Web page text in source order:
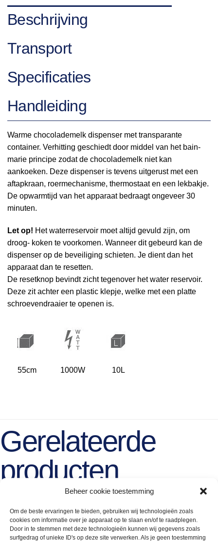
Beheer cookie toestemming
Om de beste ervaringen te bieden, gebruiken wij technologieën zoals
cookies om informatie over je apparaat op te slaan en/of te raadplegen.
Door in te stemmen met deze technologieën kunnen wij gegevens zoals
surfgedrag of unieke ID's op deze site verwerken. Als je geen toestemming
Beschrijving
Transport
Specificaties
Handleiding
Warme chocolademelk dispenser met transparante
container. Verhitting geschiedt door middel van het bain-
marie principe zodat de chocolademelk niet kan
aankoeken. Deze dispenser is tevens uitgerust met een
aftapkraan, roermechanisme, thermostaat en een lekbakje.
De opwarmtijd van het apparaat bedraagt ongeveer 30
minuten.
Let op! Het waterreservoir moet altijd gevuld zijn, om
droog- koken te voorkomen. Wanneer dit gebeurd kan de
dispenser op de beveiliging schieten. Je dient dan het
apparaat dan te resetten.
De resetknop bevindt zicht tegenover het water reservoir.
Deze zit achter een plastic klepje, welke met een platte
schroevendraaier te openen is.
55cm 1000W 10L
Gerelateerde
producten